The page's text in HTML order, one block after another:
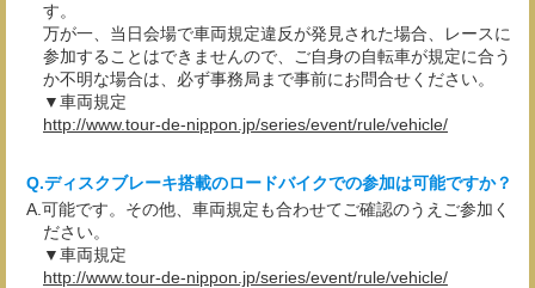
す。
万が一、当日会場で車両規定違反が発見された場合、レースに
参加することはできませんので、ご自身の自転車が規定に合う
か不明な場合は、必ず事務局まで事前にお問合せください。
▼車両規定
http://www.tour-de-nippon.jp/series/event/rule/vehicle/
ディスクブレーキ搭載のロードバイクでの参加は可能ですか？
可能です。その他、車両規定も合わせてご確認のうえご参加く
ださい。
▼車両規定
http://www.tour-de-nippon.jp/series/event/rule/vehicle/